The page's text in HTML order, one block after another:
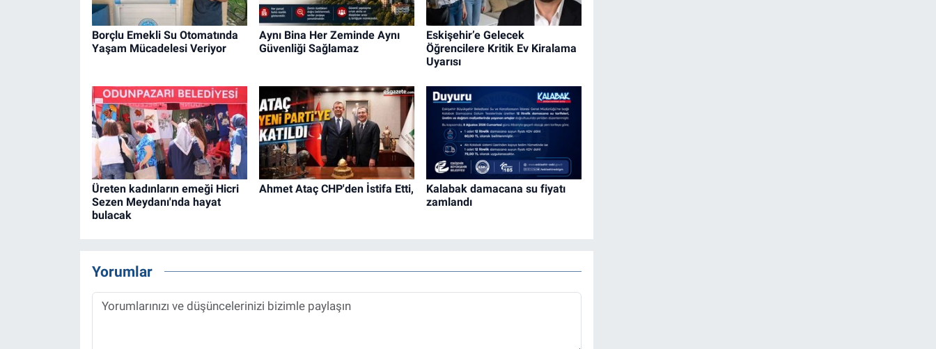
Borçlu Emekli Su Otomatında
Yaşam Mücadelesi Veriyor
Aynı Bina Her Zeminde Aynı
Güvenliği Sağlamaz
Eskişehir’e Gelecek
Öğrencilere Kritik Ev Kiralama
Uyarısı
Üreten kadınların emeği Hicri
Sezen Meydanı'nda hayat
bulacak
Ahmet Ataç CHP'den İstifa Etti,
Kalabak damacana su fiyatı
zamlandı
Yorumlar